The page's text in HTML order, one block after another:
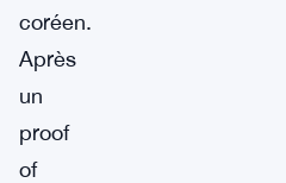
coréen.
Après
un
proof
of